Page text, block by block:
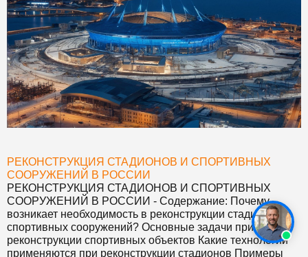
РЕКОНСТРУКЦИЯ СТАДИОНОВ И СПОРТИВНЫХ
СООРУЖЕНИЙ В РОССИИ
РЕКОНСТРУКЦИЯ СТАДИОНОВ И СПОРТИВНЫХ
СООРУЖЕНИЙ В РОССИИ - Содержание: Почему
возникает необходимость в реконструкции стадионов и
спортивных сооружений? Основные задачи при
реконструкции спортивных объектов Какие технологии
применяются при реконструкции стадионов Примеры